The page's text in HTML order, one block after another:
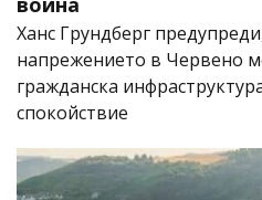
Ханс Грундберг
напрежението в Червено
гражданска
спокойствие